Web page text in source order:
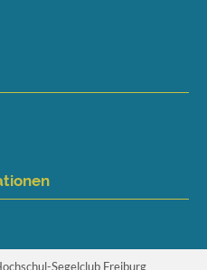
Segelclub Freiburg